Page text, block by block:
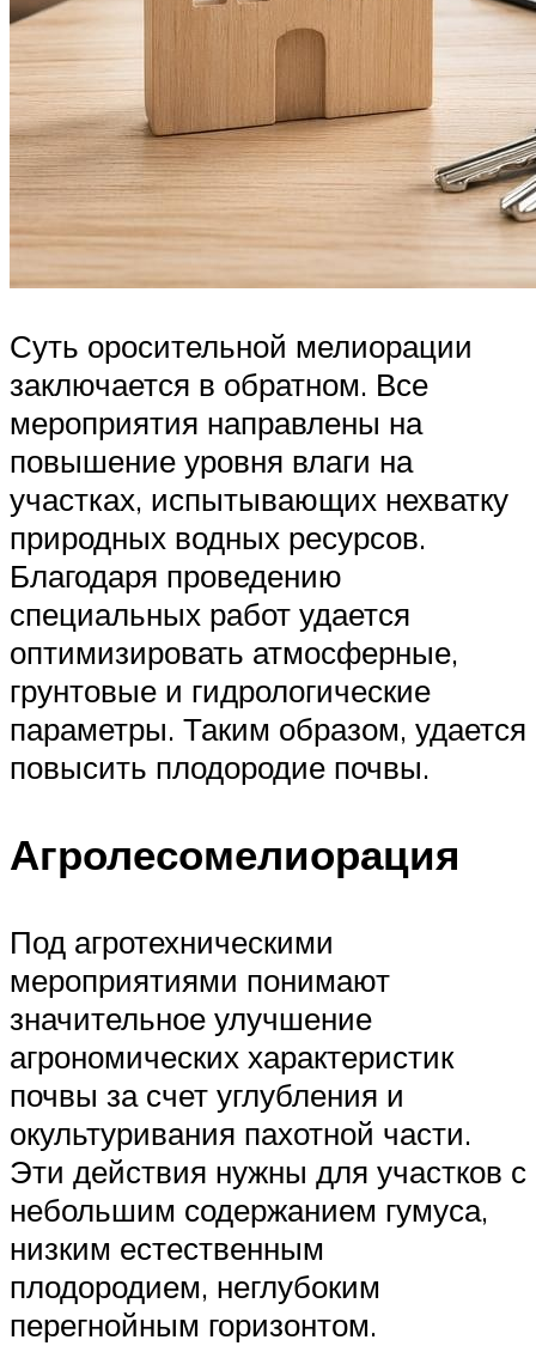
Суть оросительной мелиорации
заключается в обратном. Все
мероприятия направлены на
повышение уровня влаги на
участках, испытывающих нехватку
природных водных ресурсов.
Благодаря проведению
специальных работ удается
оптимизировать атмосферные,
грунтовые и гидрологические
параметры. Таким образом, удается
повысить плодородие почвы.
Агролесомелиорация
Под агротехническими
мероприятиями понимают
значительное улучшение
агрономических характеристик
почвы за счет углубления и
окультуривания пахотной части.
Эти действия нужны для участков с
небольшим содержанием гумуса,
низким естественным
плодородием, неглубоким
перегнойным горизонтом.